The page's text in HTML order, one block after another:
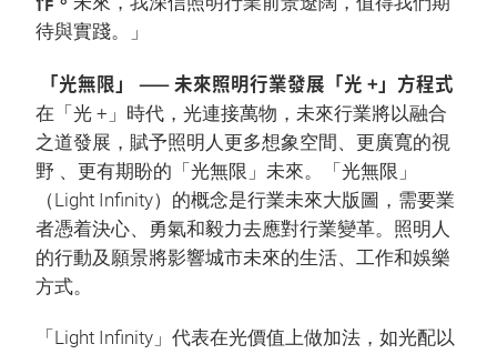
待與實踐。」
「光無限」 —— 未來照明行業發展「光 +」方程式
在「光 +」時代，光連接萬物，未來行業將以融合
之道發展，賦予照明人更多想象空間、更廣寬的視
野 、更有期盼的「光無限」未來。「光無限」
（Light Infinity）的概念是行業未來大版圖，需要業
者憑着決心、勇氣和毅力去應對行業變革。照明人
的行動及願景將影響城市未來的生活、工作和娛樂
方式。
「Light Infinity」代表在光價值上做加法，如光配以